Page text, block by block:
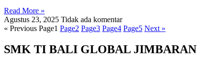
Read More »
Agustus 23, 2025 Tidak ada komentar
« Previous Page1 Page2 Page3 Page4 Page5 Next »
SMK TI BALI GLOBAL JIMBARAN